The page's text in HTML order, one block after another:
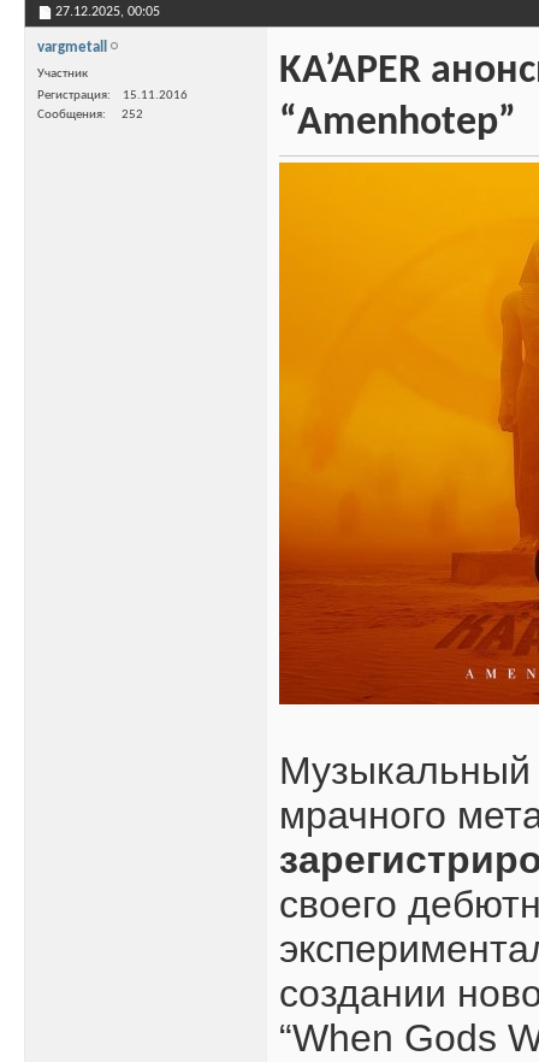
27.12.2025, 00:05
vargmetall
Участник
Регистрация
15.11.2016
Сообщения
252
KA’APER
“Amenhotep”
Музыкальный
мрачного
своего
создании
“When Gods